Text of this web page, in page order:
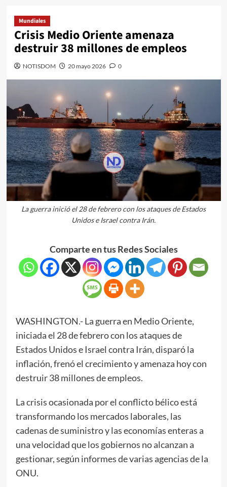
Mundiales
Crisis Medio Oriente amenaza
destruir 38 millones de empleos
NOTISDOM 20 mayo 2026 0
La guerra inició el 28 de febrero con los ataques de Estados
Unidos e Israel contra Irán.
Comparte en tus Redes Sociales
WASHINGTON.- La guerra en Medio Oriente,
iniciada el 28 de febrero con los ataques de
Estados Unidos e Israel contra Irán, disparó la
inflación, frenó el crecimiento y amenaza hoy con
destruir 38 millones de empleos.
La crisis ocasionada por el conflicto bélico está
transformando los mercados laborales, las
cadenas de suministro y las economías enteras a
una velocidad que los gobiernos no alcanzan a
gestionar, según informes de varias agencias de la
ONU.